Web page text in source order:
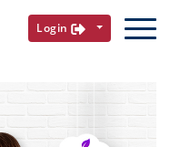
Login